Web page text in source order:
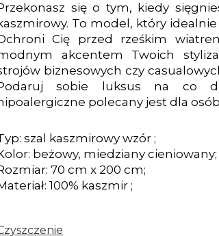
się o tym, kiedy
To model, który
Cię przed rześkim
akcentem Twoich
biznesowych czy
sobie luksus na co
polecany jest dla
szal kaszmirowy wzór ;
beżowy, miedziany cieniowany;
70 cm x 200 cm;
100% kaszmir ;